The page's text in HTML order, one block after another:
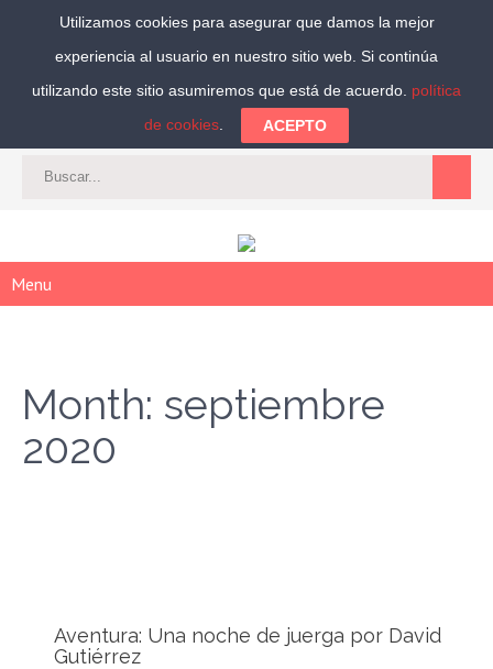
Síguenos:
CAT-ES| ACCEDER | REGISTRARSE
Menu
Month: septiembre
2020
Aventura: Una noche de juerga por David
Gutiérrez
Utilizamos cookies para asegurar que damos la mejor
experiencia al usuario en nuestro sitio web. Si continúa
utilizando este sitio asumiremos que está de acuerdo. política
de cookies
ACEPTO